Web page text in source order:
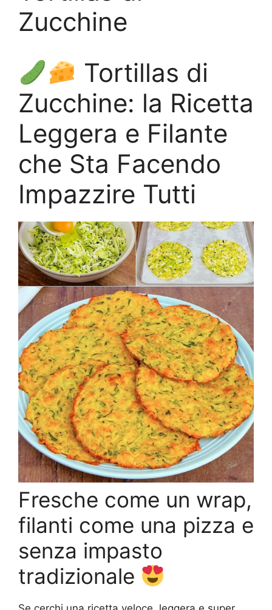
Zucchine
Tortillas di
Zucchine: la Ricetta
Leggera e Filante
che Sta Facendo
Impazzire Tutti
Fresche come un wrap,
filanti come una pizza e
senza impasto
tradizionale